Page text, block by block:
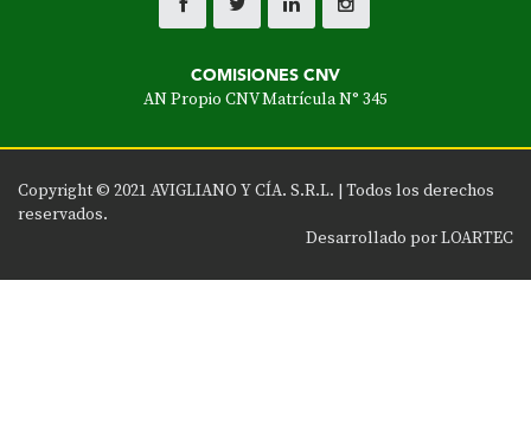
COMISIONES CNV
AN Propio CNV Matrícula N° 345
Copyright © 2021 AVIGLIANO Y CÍA. S.R.L. | Todos los derechos
reservados.
Desarrollado porLOARTEC